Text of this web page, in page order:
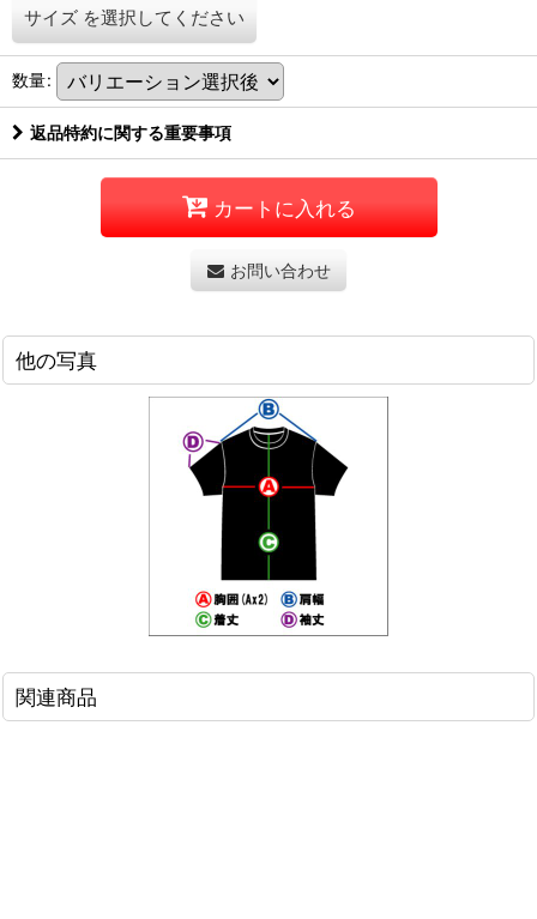
サイズ を選択してください
数量:
返品特約に関する重要事項
カートに入れる
お問い合わせ
他の写真
関連商品